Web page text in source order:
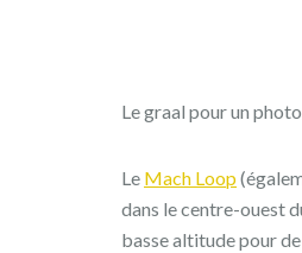
Le graal pour un
Le Mach Loop
dans le centre-ouest
basse altitude pour